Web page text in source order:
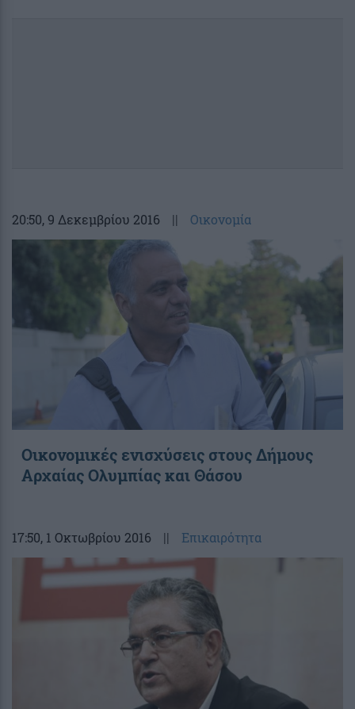
20:50, 9 Δεκεμβρίου 2016 || Οικονομία
Οικονομικές ενισχύσεις στους Δήμους
Αρχαίας Ολυμπίας και Θάσου
17:50, 1 Οκτωβρίου 2016 || Επικαιρότητα